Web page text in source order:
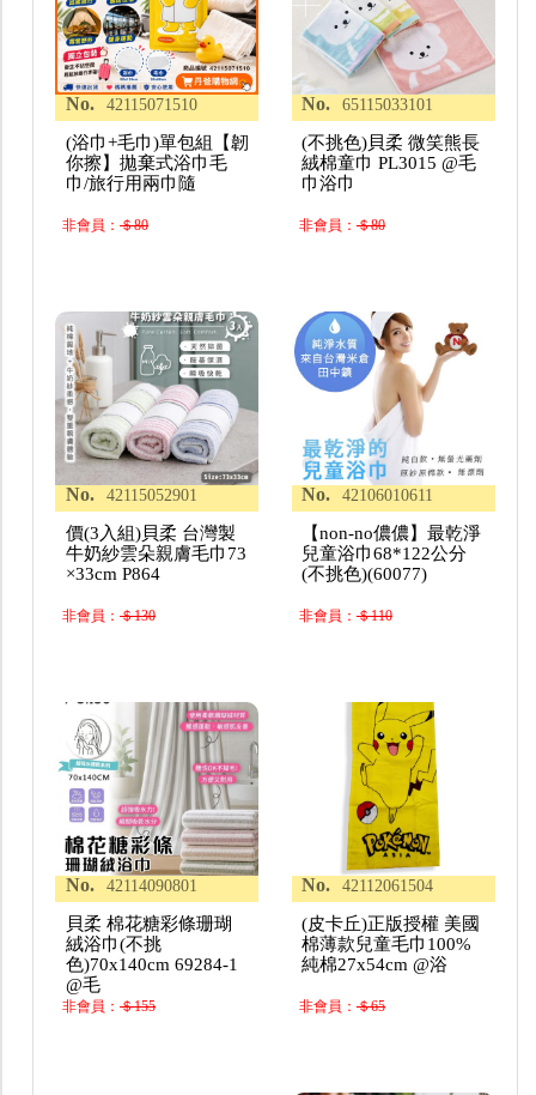
No. 42115071510
(浴巾+毛巾)單包組【韌
你擦】拋棄式浴巾毛
巾/旅行用兩巾隨
非會員：＄80
No. 65115033101
(不挑色)貝柔 微笑熊長
絨棉童巾 PL3015 @毛
巾浴巾
非會員：＄80
No. 42115052901
價(3入組)貝柔 台灣製
牛奶紗雲朵親膚毛巾73
×33cm P864
非會員：＄130
No. 42106010611
【non-no儂儂】最乾淨
兒童浴巾68*122公分
(不挑色)(60077)
非會員：＄110
No. 42114090801
貝柔 棉花糖彩條珊瑚
絨浴巾(不挑
色)70x140cm 69284-1
@毛
非會員：＄155
No. 42112061504
(皮卡丘)正版授權 美國
棉薄款兒童毛巾100%
純棉27x54cm @浴
非會員：＄65